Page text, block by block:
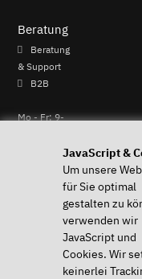
JavaScript &
Um unsere
für Sie optimal
gestalten zu
verwenden wir
JavaScript und
Cookies. Wir
keinerlei
Beratung
Beratung
& Support
B2B
Mo - Fr: 9-
Widerruf ausführen